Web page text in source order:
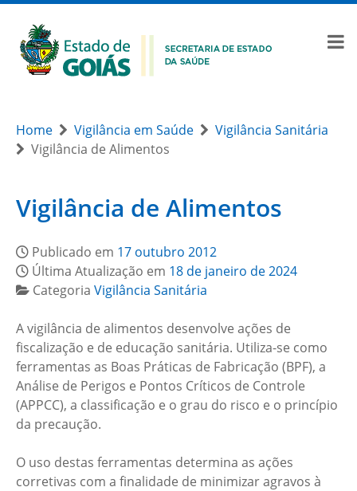
Home Vigilância em Saúde
Vigilância Sanitária
Vigilância de Alimentos
Vigilância de Alimentos
Publicado em 17 outubro 2012
Última Atualização em 18 de janeiro de 2024
Categoria Vigilância Sanitária
A vigilância de alimentos desenvolve ações de
fiscalização e de educação sanitária. Utiliza-se como
ferramentas as Boas Práticas de Fabricação (BPF), a
Análise de Perigos e Pontos Críticos de Controle
(APPCC), a classificação e o grau do risco e o princípio
da precaução.
O uso destas ferramentas determina as ações
corretivas com a finalidade de minimizar agravos à